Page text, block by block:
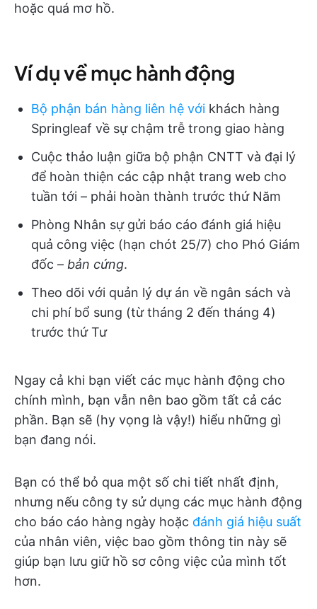
hoặc quá mơ hồ.
Ví dụ về mục hành động
Bộ phận bán hàng liên hệ với khách hàng
Springleaf về sự chậm trễ trong giao hàng
Cuộc thảo luận giữa bộ phận CNTT và đại lý
để hoàn thiện các cập nhật trang web cho
tuần tới – phải hoàn thành trước thứ Năm
Phòng Nhân sự gửi báo cáo đánh giá hiệu
quả công việc (hạn chót 25/7) cho Phó Giám
đốc – bản cứng.
Theo dõi với quản lý dự án về ngân sách và
chi phí bổ sung (từ tháng 2 đến tháng 4)
trước thứ Tư
Ngay cả khi bạn viết các mục hành động cho
chính mình, bạn vẫn nên bao gồm tất cả các
phần. Bạn sẽ (hy vọng là vậy!) hiểu những gì
bạn đang nói.
Bạn có thể bỏ qua một số chi tiết nhất định,
nhưng nếu công ty sử dụng các mục hành động
cho báo cáo hàng ngày hoặc đánh giá hiệu suất
của nhân viên, việc bao gồm thông tin này sẽ
giúp bạn lưu giữ hồ sơ công việc của mình tốt
hơn.